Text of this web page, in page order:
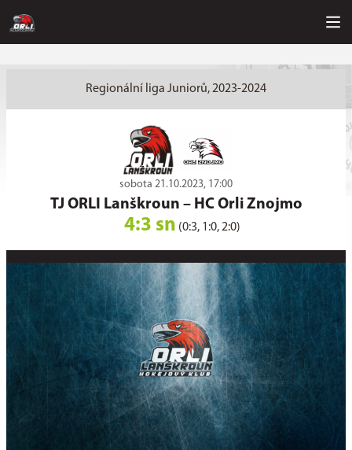
Regionální liga Juniorů, 2023-2024
sobota 21.10.2023, 17:00
TJ ORLI Lanškroun – HC Orli Znojmo
4:3 sn (0:3, 1:0, 2:0)